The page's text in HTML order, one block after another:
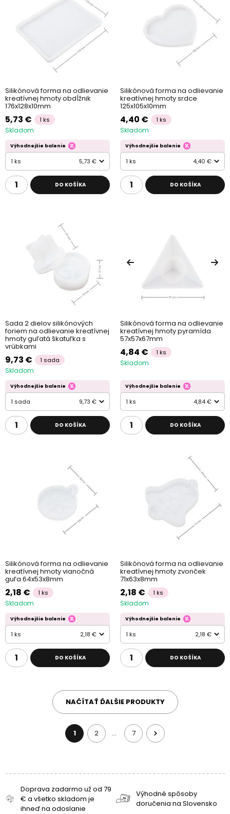
Silikónová forma na odlievanie
kreatívnej hmoty obdĺžnik
176x128x10mm
5,73 € 1 ks
Skladom
Výhodnejšie balenie
1 ks 5,73 €
DO KOŠÍKA
Silikónová forma na odlievanie
kreatívnej hmoty srdce
125x105x10mm
4,40 € 1 ks
Skladom
Výhodnejšie balenie
1 ks 4,40 €
DO KOŠÍKA
Sada 2 dielov silikónových
foriem na odlievanie kreatívnej
hmoty guľatá škatuľka s
vrúbkami
9,73 € 1 sada
Skladom
Výhodnejšie balenie
1 sada 9,73 €
DO KOŠÍKA
Silikónová forma na odlievanie
kreatívnej hmoty pyramída
57x57x67mm
4,84 € 1 ks
Skladom
Výhodnejšie balenie
1 ks 4,84 €
DO KOŠÍKA
Silikónová forma na odlievanie
kreatívnej hmoty vianočná
guľa 64x53x8mm
2,18 € 1 ks
Skladom
Výhodnejšie balenie
1 ks 2,18 €
DO KOŠÍKA
Silikónová forma na odlievanie
kreatívnej hmoty zvonček
71x63x8mm
2,18 € 1 ks
Skladom
Výhodnejšie balenie
1 ks 2,18 €
DO KOŠÍKA
NAČÍTAŤ ĎALŠIE PRODUKTY
1 2 … 7
Doprava zadarmo už od 79
€ a všetko skladom je
ihneď na odoslanie
Výhodné spôsoby
doručenia na Slovensko